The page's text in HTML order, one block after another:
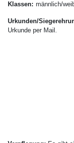
Klassen: männlich/
Urkunden/
Urkunde per Mail.